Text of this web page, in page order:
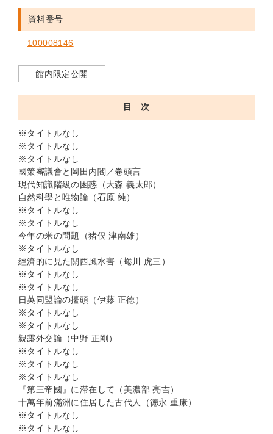
資料番号
100008146
館内限定公開
目 次
※タイトルなし
※タイトルなし
※タイトルなし
國策審議會と岡田内閣／卷頭言
現代知識階級の困惑（大森 義太郎）
自然科學と唯物論（石原 純）
※タイトルなし
※タイトルなし
今年の米の問題（猪俣 津南雄）
※タイトルなし
經濟的に見た關西風水害（蜷川 虎三）
※タイトルなし
※タイトルなし
日英同盟論の擡頭（伊藤 正徳）
※タイトルなし
※タイトルなし
親露外交論（中野 正剛）
※タイトルなし
※タイトルなし
※タイトルなし
『第三帝國』に滞在して（美濃部 亮吉）
十萬年前滿洲に住居した古代人（徳永 重康）
※タイトルなし
※タイトルなし